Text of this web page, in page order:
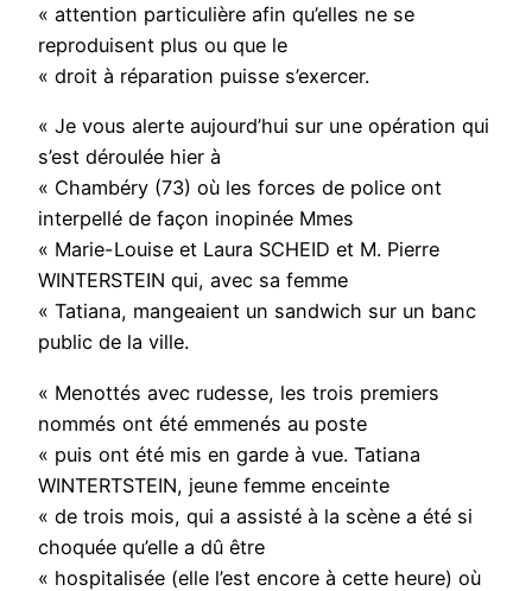
« attention particulière afin qu’elles ne se
reproduisent plus ou que le
« droit à réparation puisse s’exercer.
« Je vous alerte aujourd’hui sur une opération qui
s’est déroulée hier à
« Chambéry (73) où les forces de police ont
interpellé de façon inopinée Mmes
« Marie-Louise et Laura SCHEID et M. Pierre
WINTERSTEIN qui, avec sa femme
« Tatiana, mangeaient un sandwich sur un banc
public de la ville.
« Menottés avec rudesse, les trois premiers
nommés ont été emmenés au poste
« puis ont été mis en garde à vue. Tatiana
WINTERTSTEIN, jeune femme enceinte
« de trois mois, qui a assisté à la scène a été si
choquée qu’elle a dû être
« hospitalisée (elle l’est encore à cette heure) où